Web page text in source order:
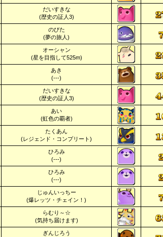
だいすきな
(歴史の証人3)
のびた
(夢の旅人)
オーシャン
(星を目指して525m)
あき
(---)
だいすきな
(歴史の証人3)
あい
(虹色の覇者)
たくあん
(レジェンド・コンプリート)
ひろみ
(---)
ひろみ
(---)
じゅんいっちー
(爆レッツ・チェイン！)
らむり～☆
(気持ち届けます)
ぎんじろう